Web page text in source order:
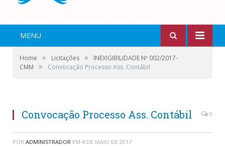
MENU
Home » Licitações »
INEXIGIBILIDADE Nº 002/2017-
CMM
» Convocação Processo Ass. Contábil
Convocação Processo Ass. Contábil 0
POR ADMINISTRADOR EM 4 DE MAIO DE 2017